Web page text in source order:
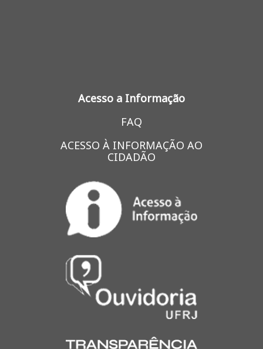
Acesso a Informação
FAQ
ACESSO À INFORMAÇÃO AO
CIDADÃO